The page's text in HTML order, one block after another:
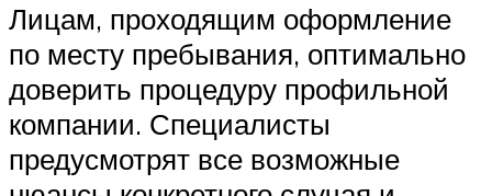
Лицам, проходящим оформление
по месту пребывания, оптимально
доверить процедуру профильной
компании. Специалисты
предусмотрят все возможные